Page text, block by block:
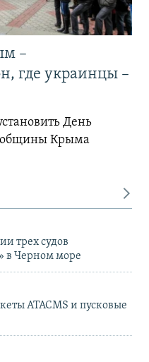
–
где украинцы –
День
общины Крыма
трех судов
в Черном море
ATACMS и пусковые